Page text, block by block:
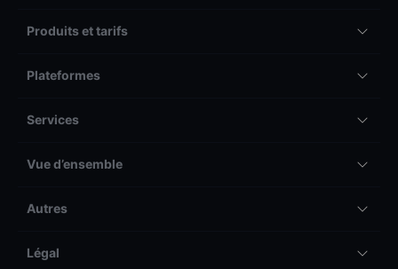
Produits et tarifs
Plateformes
Services
Vue d’ensemble
Autres
Légal